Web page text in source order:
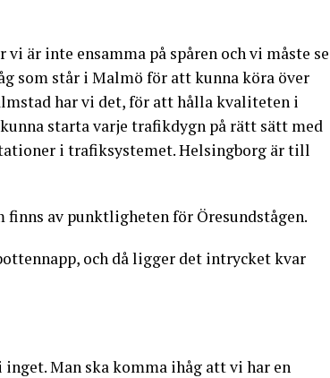
är inte ensamma på spåren och vi måste se
som står i Malmö för att kunna köra över
har vi det, för att hålla kvaliteten i
starta varje trafikdygn på rätt sätt med
i trafiksystemet. Helsingborg är till
av punktligheten för Öresundstågen.
och då ligger det intrycket kvar
Man ska komma ihåg att vi har en